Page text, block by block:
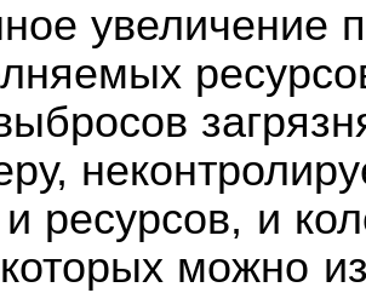
увеличение
ресурсов, и
можно